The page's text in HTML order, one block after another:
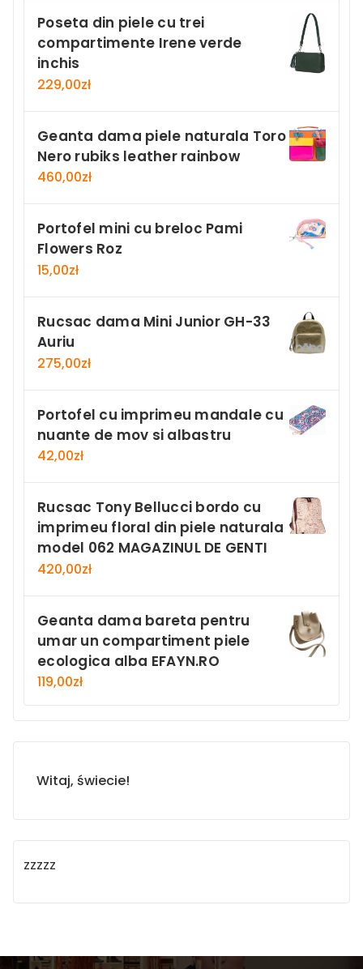
Poseta din piele cu trei
compartimente Irene verde
inchis
229,00zł
Geanta dama piele naturala Toro
Nero rubiks leather rainbow
460,00zł
Portofel mini cu breloc Pami
Flowers Roz
15,00zł
Rucsac dama Mini Junior GH-33
Auriu
275,00zł
Portofel cu imprimeu mandale cu
nuante de mov si albastru
42,00zł
Rucsac Tony Bellucci bordo cu
imprimeu floral din piele naturala
model 062 MAGAZINUL DE GENTI
420,00zł
Geanta dama bareta pentru
umar un compartiment piele
ecologica alba EFAYN.RO
119,00zł
Witaj, świecie!
zzzzz